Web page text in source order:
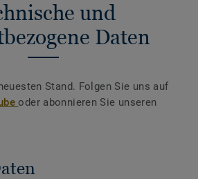
und
Daten
Stand. Folgen Sie uns auf
oder abonnieren Sie unseren